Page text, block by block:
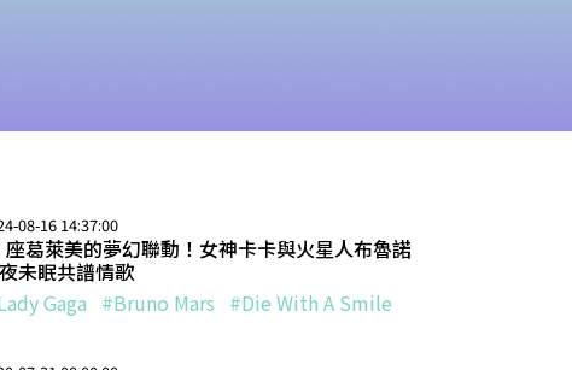
08-16 14:37:00
座葛萊美的夢幻聯動！女神卡卡與火星人布魯諾
未眠共譜情歌
Gaga #Bruno Mars #Die With A Smile